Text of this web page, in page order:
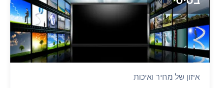
איזון של מחיר ואיכות